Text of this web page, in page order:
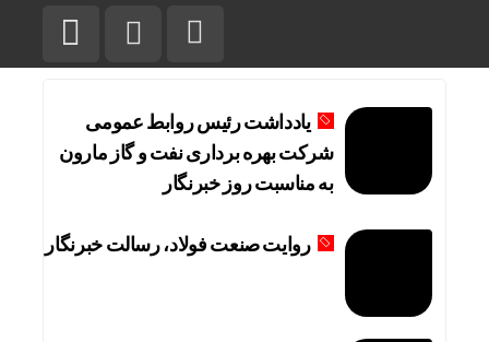
یادداشت رئیس روابط عمومی
شرکت بهره برداری نفت و گاز مارون
به مناسبت روز خبرنگار
روایت صنعت فولاد،‌ رسالت خبرنگار